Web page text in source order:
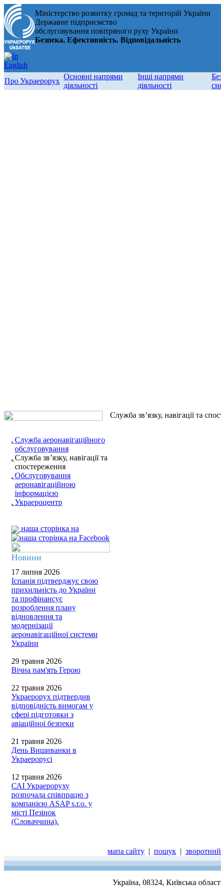
Міністерство розвитку громад та територій України
Державне підприємство
обслуговування повітряного руху України
Безпека. Ефективність. Відповідальність
Про Украерорух
Основні напрями
діяльності
Інші напрями
діяльності
Служба аеронавігаційного
обслуговування
Служба зв’язку, навігації та
спостереження
Обслуговування
аеронавігаційною
інформацією
Украероцентр
наша сторінка на
Новини
17 липня 2026
Іспанія підтверджує свою
прихильність до України
та профінансує
розроблення плану
відновлення та
модернізації
аеронавігаційної системи
України
29 травня 2026
Вічна пам'ять Герою
22 травня 2026
Украерорух підтвердив
відповідність вимогам у
сфері підготовки з
авіаційної безпеки
21 травня 2026
День Вишиванки в
Украерорусі
12 травня 2026
САІ Украероруху
розпочала співпрацю з
компанією ASAP s.r.o. у
місті Пезінок
(Словаччина).
Служба зв’язку, навігації та
мапа сайту | пошук |
Україна, 08324, Київська